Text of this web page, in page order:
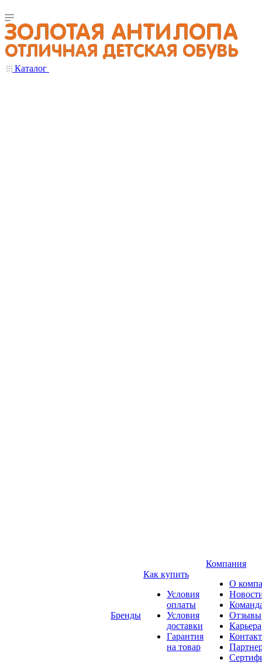
Каталог
Бренды
Как купить
Условия
оплаты
Условия
доставки
Гарантия
на товар
Компания
О
Отзывы
Карьера